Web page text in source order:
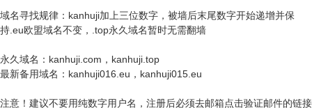
域名寻找规律：kanhuji加上三位数字，被墙后末尾数字开始递增并保
持.eu欧盟域名不变，.top永久域名暂时无需翻墙
永久域名：kanhuji.com，kanhuji.top
最新备用域名：kanhuji016.eu，kanhuji015.eu
注意！建议不要用纯数字用户名，注册后必须去邮箱点击验证邮件的链接